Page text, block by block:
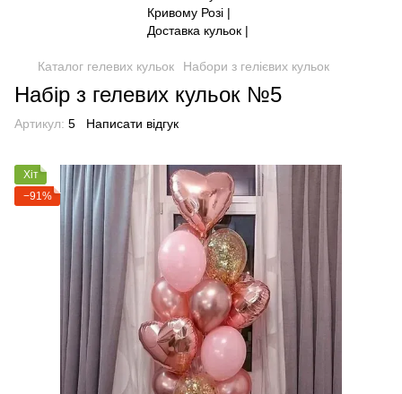
Каталог гелевих кульок Набори з гелієвих кульок
Набір з гелевих кульок №5
Артикул: 5 Написати відгук
Хіт
−91%